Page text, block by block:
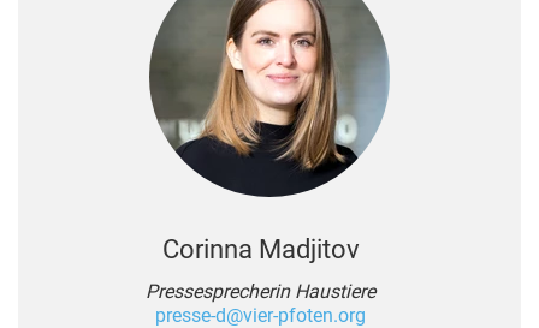
Corinna Madjitov
Pressesprecherin Haustiere
presse-d@vier-pfoten.org